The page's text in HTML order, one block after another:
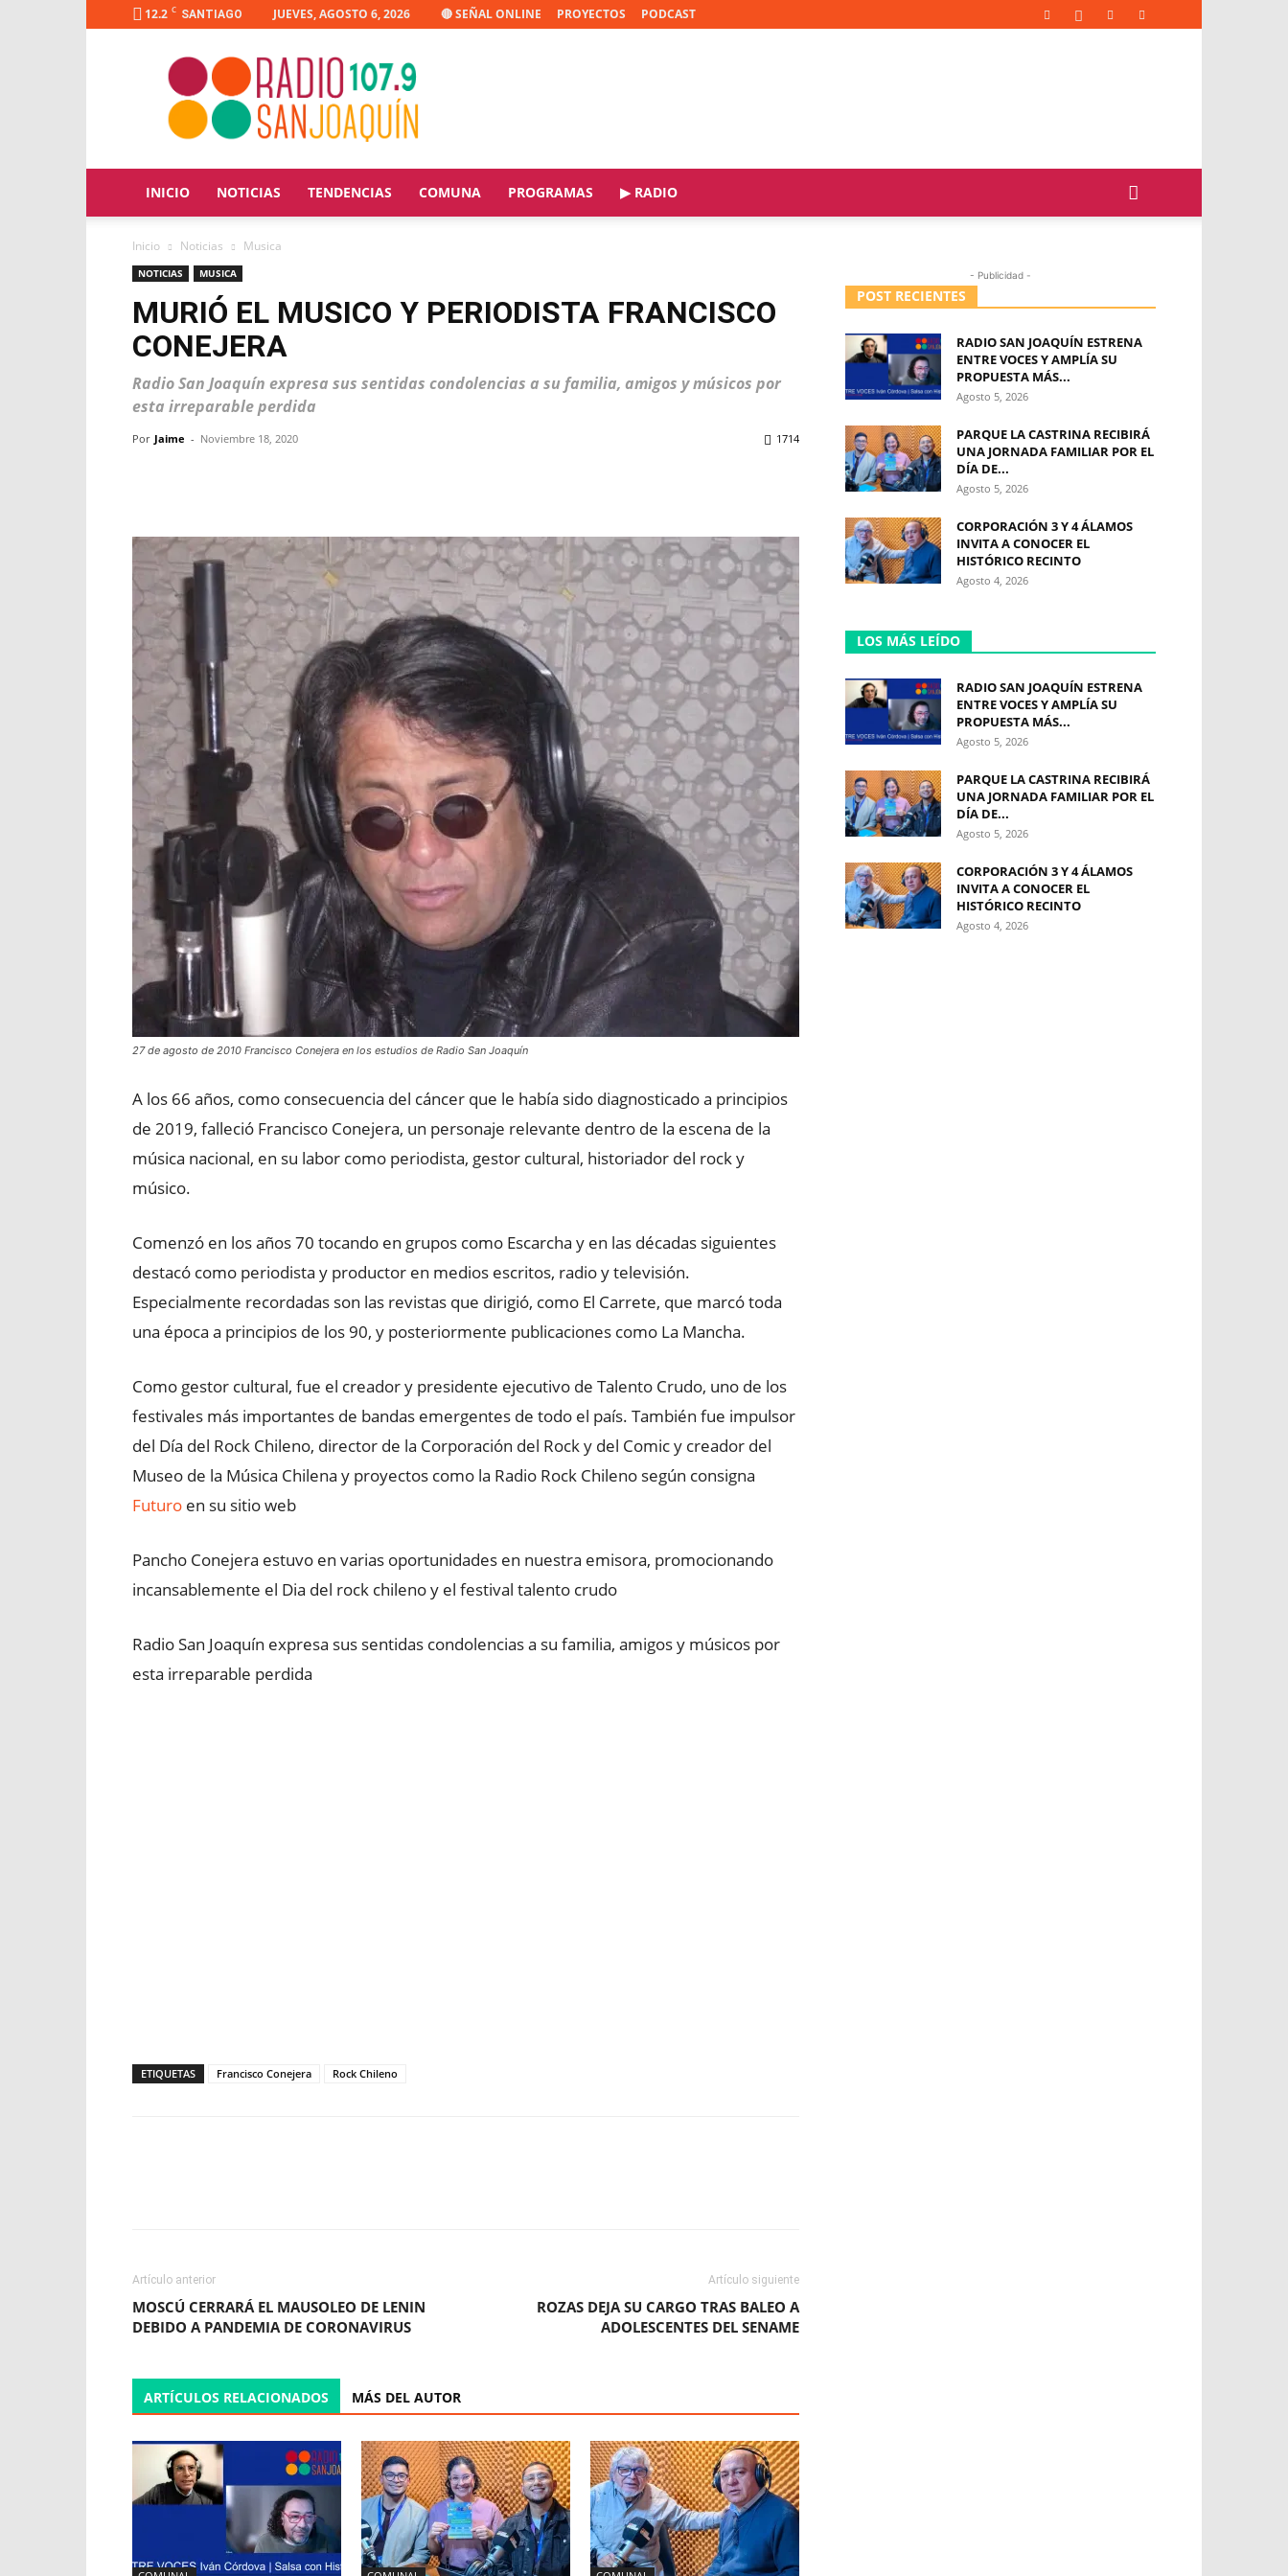
12.2 C SANTIAGO JUEVES, AGOSTO 6, 2026 🔴 SEÑAL ONLINE PROYECTOS PODCAST
Radio
Joaquín
INICIO NOTICIAS TENDENCIAS COMUNA PROGRAMAS ▶ RADIO
Inicio Noticias Musica
NOTICIAS MUSICA
MURIÓ EL MUSICO Y PERIODISTA FRANCISCO
CONEJERA
Radio San Joaquín expresa sus sentidas condolencias a su familia, amigos y músicos por
esta irreparable perdida
Por Jaime - Noviembre 18, 2020 1714
27 de agosto de 2010 Francisco Conejera en los estudios de Radio San Joaquín
A los 66 años, como consecuencia del cáncer que le había sido diagnosticado a principios
de 2019, falleció Francisco Conejera, un personaje relevante dentro de la escena de la
música nacional, en su labor como periodista, gestor cultural, historiador del rock y
músico.
Comenzó en los años 70 tocando en grupos como Escarcha y en las décadas siguientes
destacó como periodista y productor en medios escritos, radio y televisión.
Especialmente recordadas son las revistas que dirigió, como El Carrete, que marcó toda
una época a principios de los 90, y posteriormente publicaciones como La Mancha.
Como gestor cultural, fue el creador y presidente ejecutivo de Talento Crudo, uno de los
festivales más importantes de bandas emergentes de todo el país. También fue impulsor
del Día del Rock Chileno, director de la Corporación del Rock y del Comic y creador del
Museo de la Música Chilena y proyectos como la Radio Rock Chileno según consigna
Futuro en su sitio web
Pancho Conejera estuvo en varias oportunidades en nuestra emisora, promocionando
incansablemente el Dia del rock chileno y el festival talento crudo
Radio San Joaquín expresa sus sentidas condolencias a su familia, amigos y músicos por
esta irreparable perdida
ETIQUETAS Francisco Conejera Rock Chileno
Artículo anterior
MOSCÚ CERRARÁ EL MAUSOLEO DE LENIN
DEBIDO A PANDEMIA DE CORONAVIRUS
Artículo siguiente
ROZAS DEJA SU CARGO TRAS BALEO A
ADOLESCENTES DEL SENAME
ARTÍCULOS RELACIONADOS MÁS DEL AUTOR
- Publicidad -
POST RECIENTES
RADIO SAN JOAQUÍN ESTRENA
ENTRE VOCES Y AMPLÍA SU
PROPUESTA MÁS...
Agosto 5, 2026
PARQUE LA CASTRINA RECIBIRÁ
UNA JORNADA FAMILIAR POR EL
DÍA DE...
Agosto 5, 2026
CORPORACIÓN 3 Y 4 ÁLAMOS
INVITA A CONOCER EL
HISTÓRICO RECINTO
Agosto 4, 2026
LOS MÁS LEÍDO
RADIO SAN JOAQUÍN ESTRENA
ENTRE VOCES Y AMPLÍA SU
PROPUESTA MÁS...
Agosto 5, 2026
PARQUE LA CASTRINA RECIBIRÁ
UNA JORNADA FAMILIAR POR EL
DÍA DE...
Agosto 5, 2026
CORPORACIÓN 3 Y 4 ÁLAMOS
INVITA A CONOCER EL
HISTÓRICO RECINTO
Agosto 4, 2026